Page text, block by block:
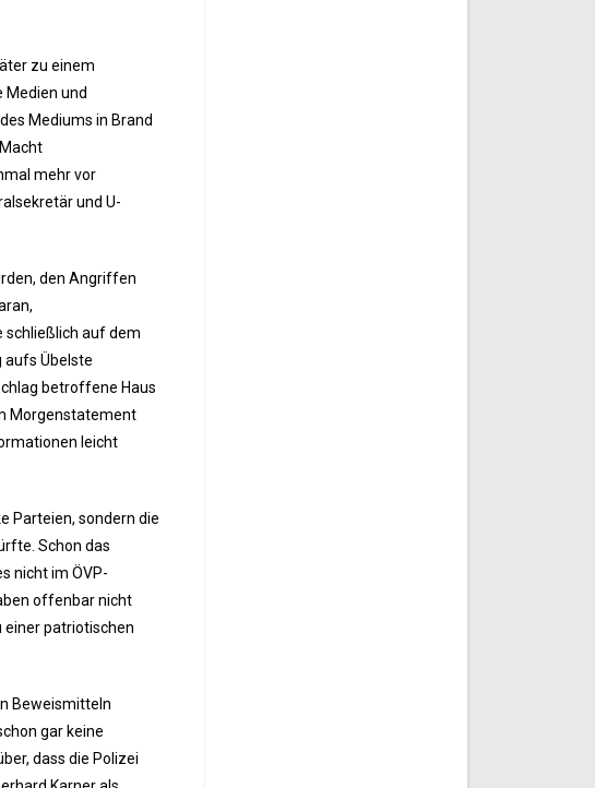
zu einem
Medien und
Mediums in Brand
mehr vor
und U-
den Angriffen
schließlich auf dem
aufs Übelste
betroffene Haus
Morgenstatement
leicht
Parteien, sondern die
Schon das
nicht im ÖVP-
offenbar nicht
einer patriotischen
Beweismitteln
gar keine
dass die Polizei